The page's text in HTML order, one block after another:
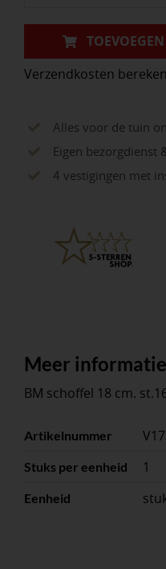
cm,
met
ATLAS
160
x
3,2
doorgestoken
hilt
Verzendkosten
Alles voor de tuin
Eigen bezorgdienst
4 vestigingen met
Meer informatie
BM schoffel 18 cm.
Artikelnummer
Stuks per eenheid 1
Eenheid